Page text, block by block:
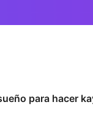
para hacer